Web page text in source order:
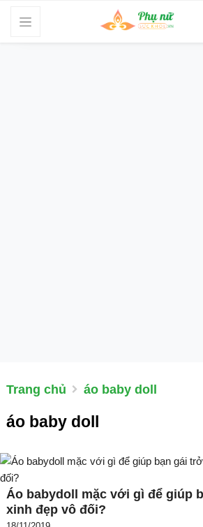
Trang chủ áo baby doll
áo baby doll
Áo babydoll mặc với gì để giúp
xinh đẹp vô đối?